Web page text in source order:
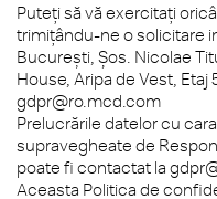
Puteţi să vă exercitaţi
trimiţându-ne o solicitare
Bucureşti, Şos. Nicolae
House, Aripa de Vest, Etaj
gdpr@ro.mcd.com
Prelucrările datelor cu
supravegheate de
poate fi contactat la
Aceasta Politica de